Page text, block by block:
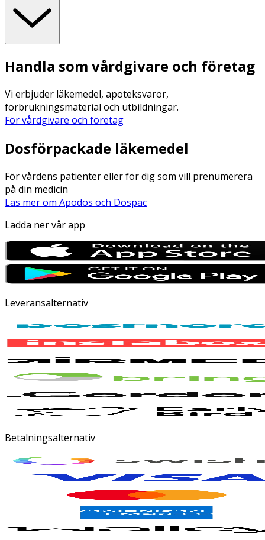
Handla som vårdgivare och företag
Vi erbjuder läkemedel, apoteksvaror,
förbrukningsmaterial och utbildningar.
För vårdgivare och företag
Dosförpackade läkemedel
För vårdens patienter eller för dig som vill prenumerera
på din medicin
Läs mer om Apodos och Dospac
Ladda ner vår app
Leveransalternativ
Betalningsalternativ